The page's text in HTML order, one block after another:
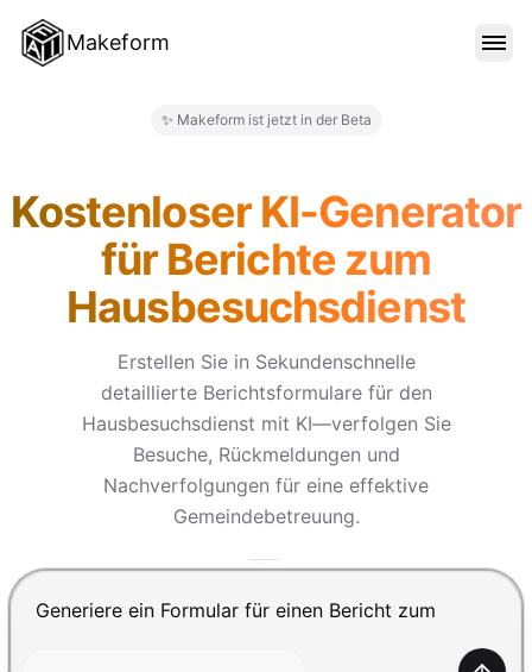
Makeform
ANMELDEN
✨ Makeform ist jetzt in der Beta
Kostenloser KI-Generator
für Berichte zum
Hausbesuchsdienst
Erstellen Sie in Sekundenschnelle
detaillierte Berichtsformulare für den
Hausbesuchsdienst mit KI—verfolgen Sie
Besuche, Rückmeldungen und
Nachverfolgungen für eine effektive
Gemeindebetreuung.
Drücke Enter zum Absenden, Shift+Enter für einen